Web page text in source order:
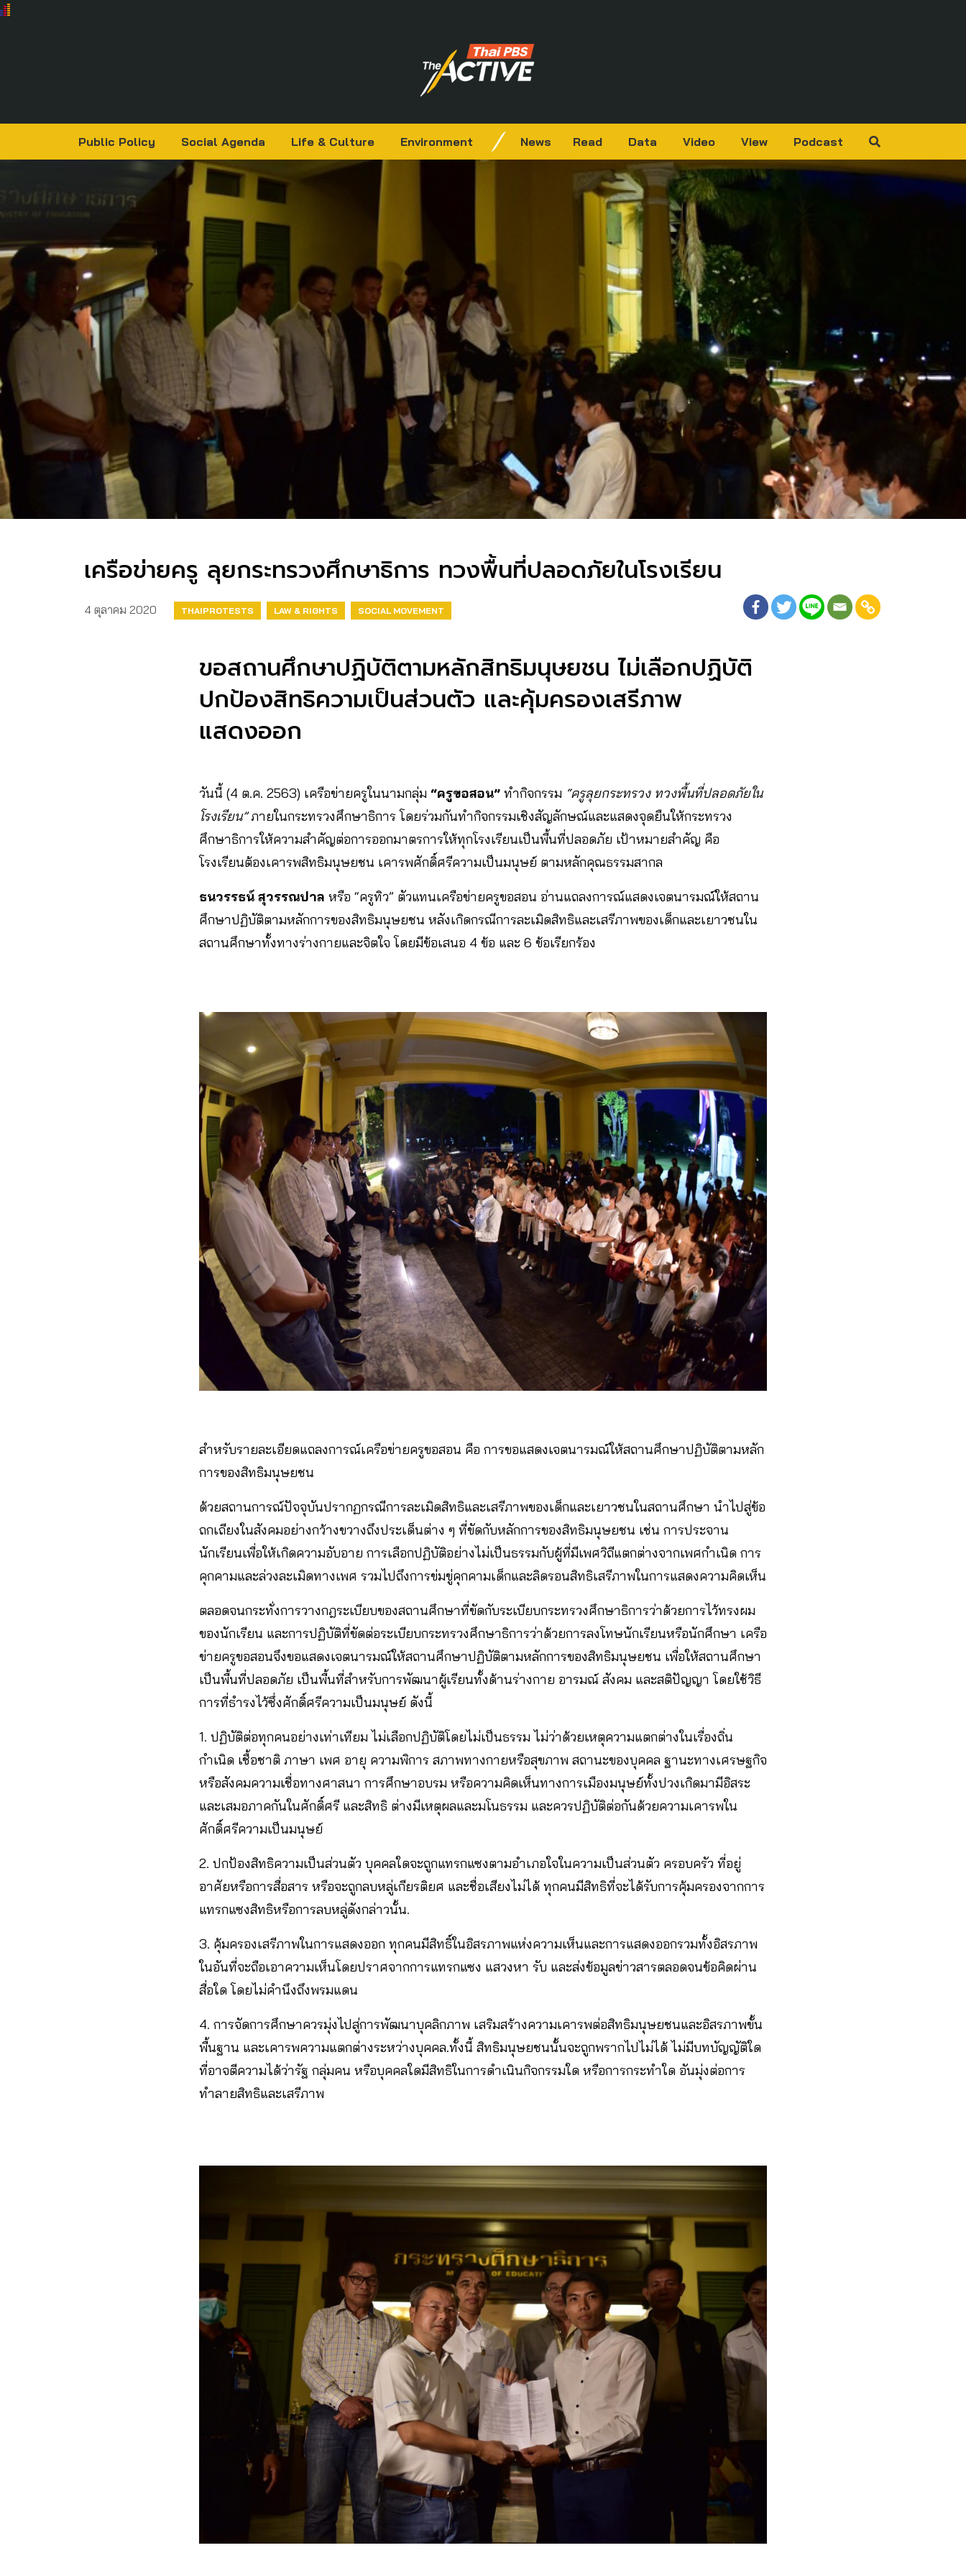
Public Policy Social Agenda Life & Culture Environment News Read Data Video View Podcast
เครือข่ายครู ลุยกระทรวงศึกษาธิการ ทวงพื้นที่ปลอดภัยในโรงเรียน
4 ตุลาคม 2020 THAIPROTESTS LAW & RIGHTS SOCIAL MOVEMENT
ขอสถานศึกษาปฏิบัติตามหลักสิทธิมนุษยชน ไม่เลือกปฏิบัติ
ปกป้องสิทธิความเป็นส่วนตัว และคุ้มครองเสรีภาพ
แสดงออก
วันนี้ (4 ต.ค. 2563) เครือข่ายครูในนามกลุ่ม “ครูขอสอน” ทำกิจกรรม “ครูลุยกระทรวง ทวงพื้นที่ปลอดภัยใน
โรงเรียน”ภายในกระทรวงศึกษาธิการ โดยร่วมกันทำกิจกรรมเชิงสัญลักษณ์และแสดงจุดยืนให้กระทรวง
ศึกษาธิการให้ความสำคัญต่อการออกมาตรการให้ทุกโรงเรียนเป็นพื้นที่ปลอดภัย เป้าหมายสำคัญ คือ
โรงเรียนต้องเคารพสิทธิมนุษยชน เคารพศักดิ์ศรีความเป็นมนุษย์ ตามหลักคุณธรรมสากล
ธนวรรธน์ สุวรรณปาล หรือ “ครูทิว” ตัวแทนเครือข่ายครูขอสอน อ่านแถลงการณ์แสดงเจตนารมณ์ให้สถาน
ศึกษาปฏิบัติตามหลักการของสิทธิมนุษยชน หลังเกิดกรณีการละเมิดสิทธิและเสรีภาพของเด็กและเยาวชนใน
สถานศึกษาทั้งทางร่างกายและจิตใจ โดยมีข้อเสนอ 4 ข้อ และ 6 ข้อเรียกร้อง
สำหรับรายละเอียดแถลงการณ์เครือข่ายครูขอสอน คือ การขอแสดงเจตนารมณ์ให้สถานศึกษาปฏิบัติตามหลัก
การของสิทธิมนุษยชน
ด้วยสถานการณ์ปัจจุบันปรากฏกรณีการละเมิดสิทธิและเสรีภาพของเด็กและเยาวชนในสถานศึกษา นำไปสู่ข้อ
ถกเถียงในสังคมอย่างกว้างขวางถึงประเด็นต่าง ๆ ที่ขัดกับหลักการของสิทธิมนุษยชน เช่น การประจาน
นักเรียนเพื่อให้เกิดความอับอาย การเลือกปฏิบัติอย่างไม่เป็นธรรมกับผู้ที่มีเพศวิถีแตกต่างจากเพศกำเนิด การ
คุกคามและล่วงละเมิดทางเพศ รวมไปถึงการข่มขู่คุกคามเด็กและลิดรอนสิทธิเสรีภาพในการแสดงความคิดเห็น
ตลอดจนกระทั่งการวางกฎระเบียบของสถานศึกษาที่ขัดกับระเบียบกระทรวงศึกษาธิการว่าด้วยการไว้ทรงผม
ของนักเรียน และการปฏิบัติที่ขัดต่อระเบียบกระทรวงศึกษาธิการว่าด้วยการลงโทษนักเรียนหรือนักศึกษา เครือ
ข่ายครูขอสอนจึงขอแสดงเจตนารมณ์ให้สถานศึกษาปฏิบัติตามหลักการของสิทธิมนุษยชน เพื่อให้สถานศึกษา
เป็นพื้นที่ปลอดภัย เป็นพื้นที่สำหรับการพัฒนาผู้เรียนทั้งด้านร่างกาย อารมณ์ สังคม และสติปัญญา โดยใช้วิธี
การที่ธำรงไว้ซึ่งศักดิ์ศรีความเป็นมนุษย์ ดังนี้
1. ปฏิบัติต่อทุกคนอย่างเท่าเทียม ไม่เลือกปฏิบัติโดยไม่เป็นธรรม ไม่ว่าด้วยเหตุความแตกต่างในเรื่องถิ่น
กำเนิด เชื้อชาติ ภาษา เพศ อายุ ความพิการ สภาพทางกายหรือสุขภาพ สถานะของบุคคล ฐานะทางเศรษฐกิจ
หรือสังคมความเชื่อทางศาสนา การศึกษาอบรม หรือความคิดเห็นทางการเมืองมนุษย์ทั้งปวงเกิดมามีอิสระ
และเสมอภาคกันในศักดิ์ศรี และสิทธิ ต่างมีเหตุผลและมโนธรรม และควรปฏิบัติต่อกันด้วยความเคารพใน
ศักดิ์ศรีความเป็นมนุษย์
2. ปกป้องสิทธิความเป็นส่วนตัว บุคคลใดจะถูกแทรกแซงตามอำเภอใจในความเป็นส่วนตัว ครอบครัว ที่อยู่
อาศัยหรือการสื่อสาร หรือจะถูกลบหลู่เกียรติยศ และชื่อเสียงไม่ได้ ทุกคนมีสิทธิที่จะได้รับการคุ้มครองจากการ
แทรกแซงสิทธิหรือการลบหลู่ดังกล่าวนั้น.
3. คุ้มครองเสรีภาพในการแสดงออก ทุกคนมีสิทธิ์ในอิสรภาพแห่งความเห็นและการแสดงออกรวมทั้งอิสรภาพ
ในอันที่จะถือเอาความเห็นโดยปราศจากการแทรกแซง แสวงหา รับ และส่งข้อมูลข่าวสารตลอดจนข้อคิดผ่าน
สื่อใด โดยไม่คำนึงถึงพรมแดน
4. การจัดการศึกษาควรมุ่งไปสู่การพัฒนาบุคลิกภาพ เสริมสร้างความเคารพต่อสิทธิมนุษยชนและอิสรภาพขั้น
พื้นฐาน และเคารพความแตกต่างระหว่างบุคคล.ทั้งนี้ สิทธิมนุษยชนนั้นจะถูกพรากไปไม่ได้ ไม่มีบทบัญญัติใด
ที่อาจตีความได้ว่ารัฐ กลุ่มคน หรือบุคคลใดมีสิทธิในการดำเนินกิจกรรมใด หรือการกระทำใด อันมุ่งต่อการ
ทำลายสิทธิและเสรีภาพ